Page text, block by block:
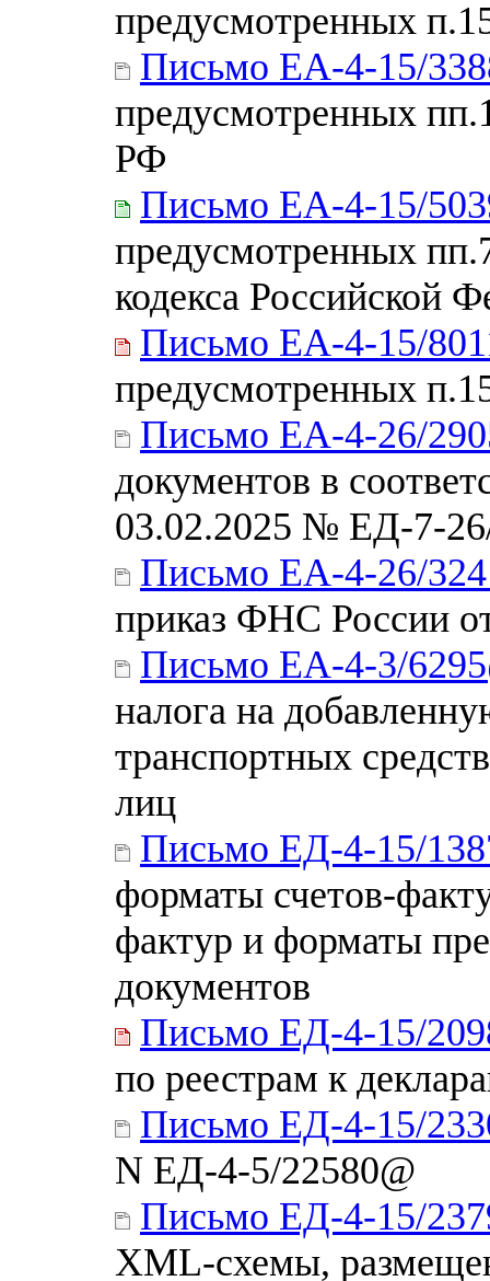
предусмотренных
Письмо ЕА-4-15/
предусмотренных
РФ
Письмо ЕА-4-15/
предусмотренных
кодекса Российской
Письмо ЕА-4-15/
предусмотренных
Письмо ЕА-4-26/
документов в
03.02.2025 № ЕД-7-
Письмо ЕА-4-26/
приказ ФНС России
Письмо ЕА-4-3/
налога на
транспортных
лиц
Письмо ЕД-4-15/
форматы счетов-
фактур и форматы
документов
Письмо ЕД-4-15/
по реестрам к
Письмо ЕД-4-15/
N ЕД-4-5/22580@
Письмо ЕД-4-15/
XML-схемы,